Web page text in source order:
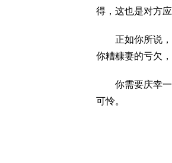
得，这也是对方应
正如你所说，
你糟糠妻的亏欠
你需要庆幸一
可怜。